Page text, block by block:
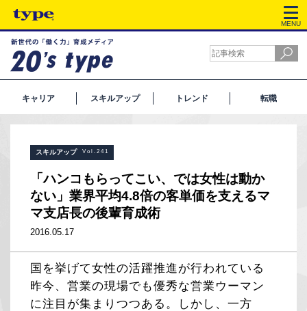
MENU
キャリア スキルアップ トレンド 転職
スキルアップ Vol.241
「ハンコもらってこい、では女性は動か
ない」業界平均4.8倍の客単価を支えるマ
マ支店長の後輩育成術
2016.05.17
国を挙げて女性の活躍推進が行われている
昨今、営業の現場でも優秀な営業ウーマン
に注目が集まりつつある。しかし、一方